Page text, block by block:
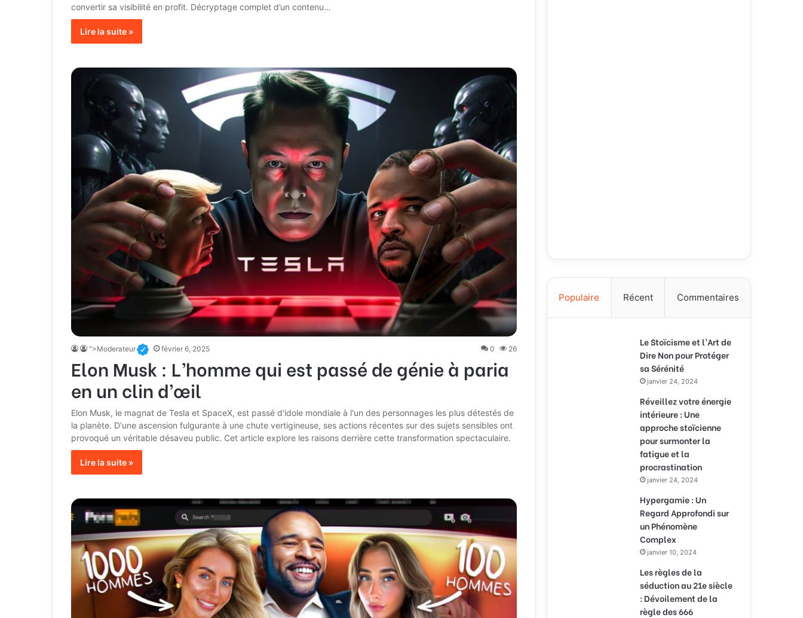
convertir sa visibilité en profit. Décryptage complet d’un contenu…
Lire la suite »
">Moderateur février 6, 2025 0 26
Elon Musk : L’homme qui est passé de génie à paria
en un clin d’œil
Elon Musk, le magnat de Tesla et SpaceX, est passé d'idole mondiale à l'un des personnages les plus détestés de
la planète. D'une ascension fulgurante à une chute vertigineuse, ses actions récentes sur des sujets sensibles ont
provoqué un véritable désaveu public. Cet article explore les raisons derrière cette transformation spectaculaire.
Lire la suite »
Populaire Récent Commentaires
Le Stoïcisme et l’Art de
Dire Non pour Protéger
sa Sérénité
janvier 24, 2024
Réveillez votre énergie
intérieure : Une
approche stoïcienne
pour surmonter la
fatigue et la
procrastination
janvier 24, 2024
Hypergamie : Un
Regard Approfondi sur
un Phénomène
Complex
janvier 10, 2024
Les règles de la
séduction au 21e siècle
: Dévoilement de la
règle des 666